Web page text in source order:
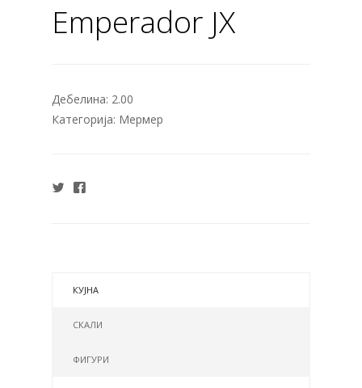
Emperador JX
Дебелина: 2.00
Категорија: Мермер
КУЈНА
СКАЛИ
ФИГУРИ